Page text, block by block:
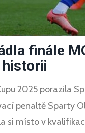
finále
2025 porazila
penaltě Sparty
si místo v